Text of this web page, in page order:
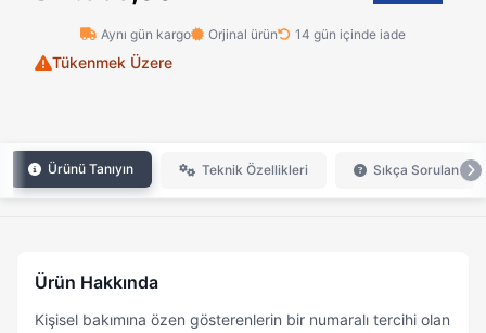
Aynı gün kargo Orjinal ürün 14 gün içinde iade
Tükenmek Üzere
Ürünü Tanıyın Teknik Özellikleri Sıkça Sorulan
Ürün Hakkında
Kişisel bakımına özen gösterenlerin bir numaralı tercihi olan